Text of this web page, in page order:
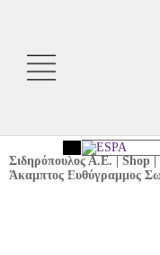
<
Σιδηρόπουλος Α.Ε. Shop
Άκαμπτος Ευθύγραμμος